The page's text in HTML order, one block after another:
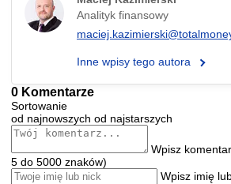
Analityk finansowy
Inne wpisy tego autora
0 Komentarze
Sortowanie
od najnowszych od najstarszych
Wpisz
5 do 5000 znaków)
Wpisz imię